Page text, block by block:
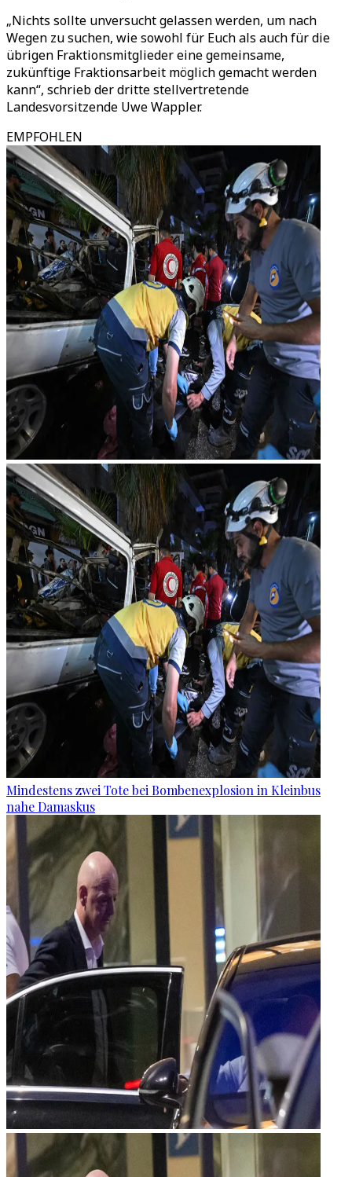
„Nichts sollte unversucht gelassen werden, um nach
Wegen zu suchen, wie sowohl für Euch als auch für die
übrigen Fraktionsmitglieder eine gemeinsame,
zukünftige Fraktionsarbeit möglich gemacht werden
kann“, schrieb der dritte stellvertretende
Landesvorsitzende Uwe Wappler.
EMPFOHLEN
Mindestens zwei Tote bei Bombenexplosion in Kleinbus
nahe Damaskus